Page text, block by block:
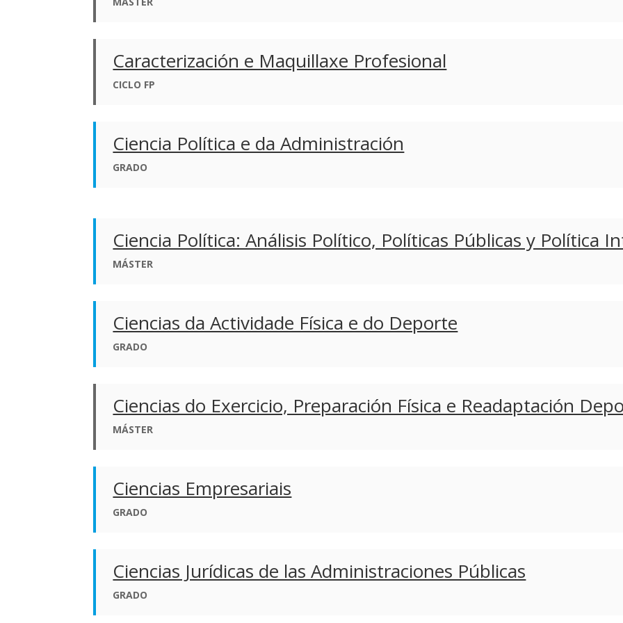
Caracterización e Maquillaxe Profesional
CICLO FP
Ciencia Política e da Administración
GRADO
Ciencia Política: Análisis Político, Políticas Públicas y Política
MÁSTER
Ciencias da Actividade Física e do Deporte
GRADO
Ciencias do Exercicio, Preparación Física e Readaptación
MÁSTER
Ciencias Empresariais
GRADO
Ciencias Jurídicas de las Administraciones Públicas
GRADO